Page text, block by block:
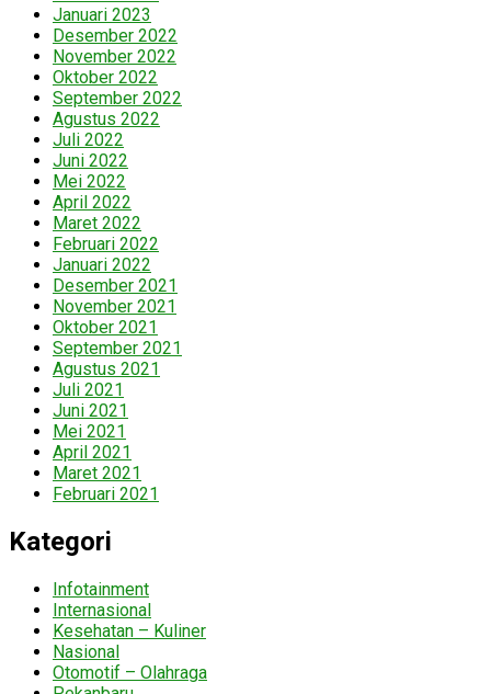
Januari 2023
Desember 2022
November 2022
Oktober 2022
September 2022
Agustus 2022
Juli 2022
Juni 2022
Mei 2022
April 2022
Maret 2022
Februari 2022
Januari 2022
Desember 2021
November 2021
Oktober 2021
September 2021
Agustus 2021
Juli 2021
Juni 2021
Mei 2021
April 2021
Maret 2021
Februari 2021
Kategori
Infotainment
Internasional
Kesehatan – Kuliner
Nasional
Otomotif – Olahraga